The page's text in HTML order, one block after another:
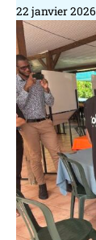
22 janvier 2026